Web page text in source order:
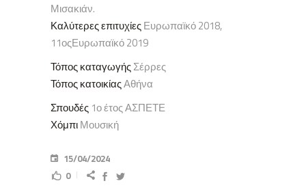
Μισακιάν.
Καλύτερες επιτυχίεςΕυρωπαϊκό 2018,
11οςΕυρωπαϊκό 2019
Τόπος καταγωγήςΣέρρες
Τόπος κατοικίαςΑθήνα
Σπουδές 1ο έτος ΑΣΠΕΤΕ
ΧόμπιΜουσική
15/04/2024
0